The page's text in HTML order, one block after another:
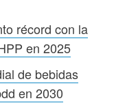
récord con la
en 2025
de bebidas
en 2030